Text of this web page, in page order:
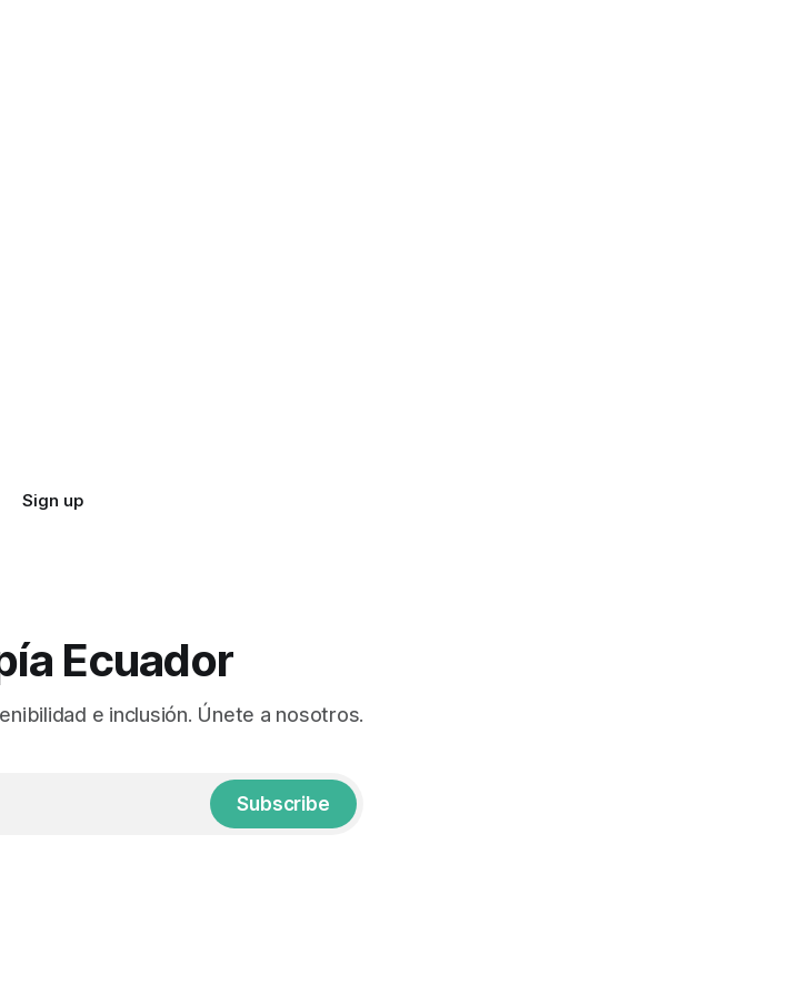
Sign up
Ecuador
e inclusión. Únete a nosotros.
Subscribe